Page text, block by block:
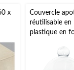
ouvrira
formulaire
soumission.
x
Couvercle
réutilisable en
plastique en
po, pour fête